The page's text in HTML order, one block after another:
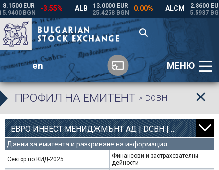
en МЕНЮ
ПРОФИЛ НА ЕМИТЕНТ-> DOBH
ЕВРО ИНВЕСТ МЕНИДЖМЪНТ АД | DOBH |8 4363
0.00%
Данни за емитента и разкриване на информация
Сектор по КИД-2025
Финансови и застрахователни
дейности